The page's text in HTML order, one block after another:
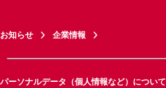
お知らせ 企業情報
パーソナルデータ（個人情報など）について